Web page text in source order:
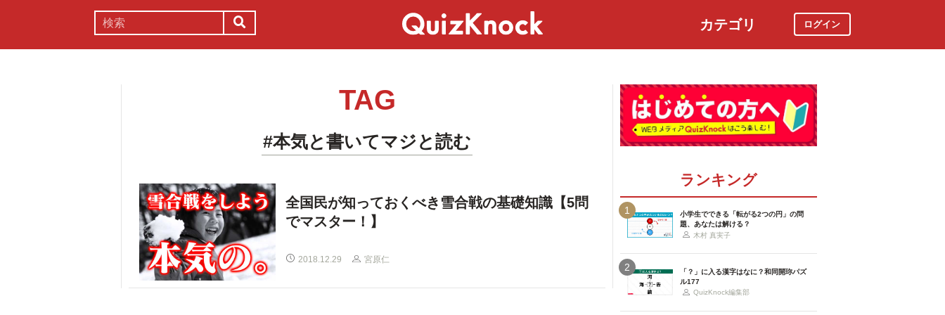
カテゴリ ログイン
TAG
#本気と書いてマジと読む
全国民が知っておくべき雪合戦の基礎知識【5問
でマスター！】
2018.12.29 宮原仁
ランキング
1
小学生でできる「転がる2つの円」の問
題、あなたは解ける？
木村 真実子
2
「？」に入る漢字はなに？和同開珎パズ
ル177
QuizKnock編集部